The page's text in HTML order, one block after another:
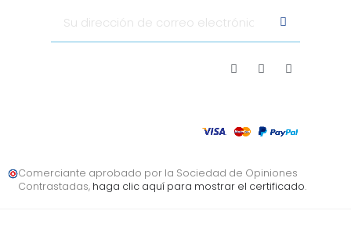
Comerciante aprobado por la Sociedad de Opiniones
Contrastadas, haga clic aquí para mostrar el certificado.